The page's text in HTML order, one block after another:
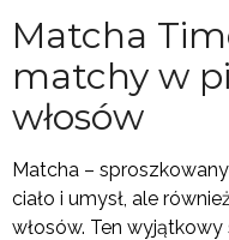
Matcha
matchy w
włosów
Matcha –
ciało i umysł, ale
włosów. Ten wyjątkowy